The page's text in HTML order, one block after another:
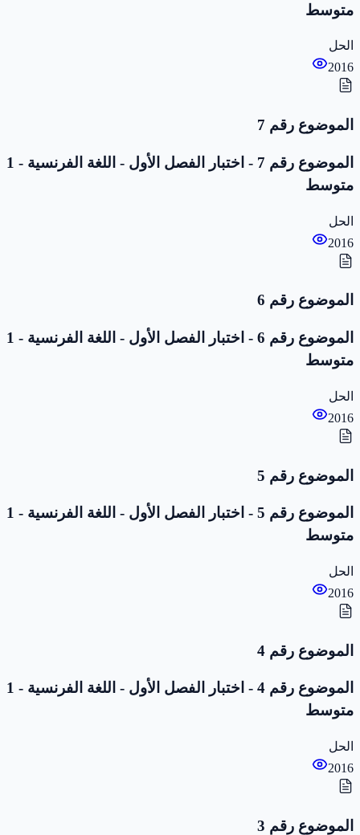
متوسط
الحل
2016
الموضوع رقم 7
الموضوع رقم 7 - اختبار الفصل الأول - اللغة الفرنسية - 1
متوسط
الحل
2016
الموضوع رقم 6
الموضوع رقم 6 - اختبار الفصل الأول - اللغة الفرنسية - 1
متوسط
الحل
2016
الموضوع رقم 5
الموضوع رقم 5 - اختبار الفصل الأول - اللغة الفرنسية - 1
متوسط
الحل
2016
الموضوع رقم 4
الموضوع رقم 4 - اختبار الفصل الأول - اللغة الفرنسية - 1
متوسط
الحل
2016
الموضوع رقم 3